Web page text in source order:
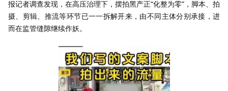
报记者调查发现，在高压治理下，摆拍黑产正“化整为零”，脚本、拍
摄、剪辑、推流等环节已一一拆解开来，由不同主体分别承接，进
而在监管缝隙继续作妖。